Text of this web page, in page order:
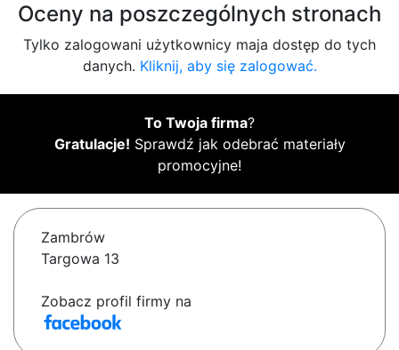
Oceny na poszczególnych stronach
Tylko zalogowani użytkownicy maja dostęp do tych
danych. Kliknij, aby się zalogować.
To Twoja firma?
Gratulacje! Sprawdź jak odebrać materiały
promocyjne!
Zambrów
Targowa 13
Zobacz profil firmy na